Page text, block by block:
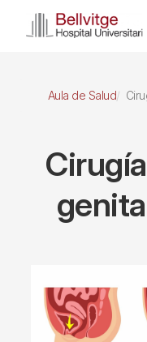
Aula de Salud